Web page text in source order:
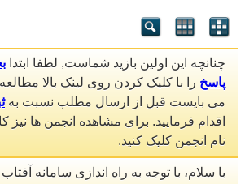
چنانچه این اولین بازید شماست, لطفا ابتدا
پاسخ را با کلیک کردن روی لینک بالا
می بایست قبل از ارسال مطلب نسبت به
اقدام فرمایید. برای مشاهده انجمن ها
نام انجمن کلیک کنید.
با سلام، با توجه به راه اندازی سامانه